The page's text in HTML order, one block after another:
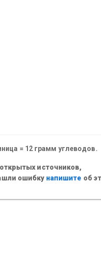
= 12 грамм углеводов.
источников,
ошибку напишите об